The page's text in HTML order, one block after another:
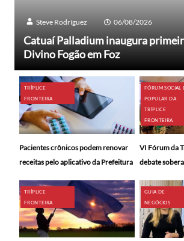
Steve Rodríguez 06/08/2026
Catuaí Palladium inaugura
Divino Fogão em Foz
TRÍPLICE
FRONTEIRA
Pacientes crônicos podem renovar
receitas pelo aplicativo da Prefeitura
FÓRUM SOCIAL
POPULAR DA
TRÍPLICE
FRONTEIRA
VI Fórum da
debate
TRÍPLICE
FRONTEIRA
GUIA DE
NEGÓCIOS